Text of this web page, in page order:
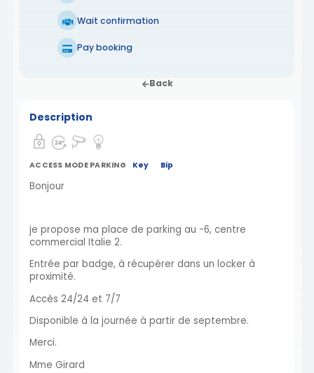
Wait confirmation
Pay booking
Back
Description
ACCESS MODE PARKING Key Bip
Bonjour
je propose ma place de parking au -6, centre
commercial Italie 2.
Entrée par badge, à récupérer dans un locker à
proximité.
Accès 24/24 et 7/7
Disponible à la journée à partir de septembre.
Merci.
Mme Girard